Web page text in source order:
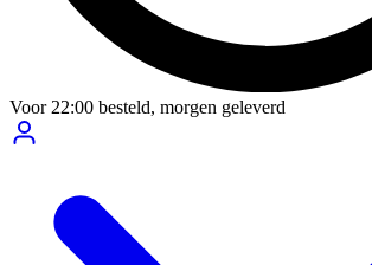
Voor22:00 besteld, morgen geleverd